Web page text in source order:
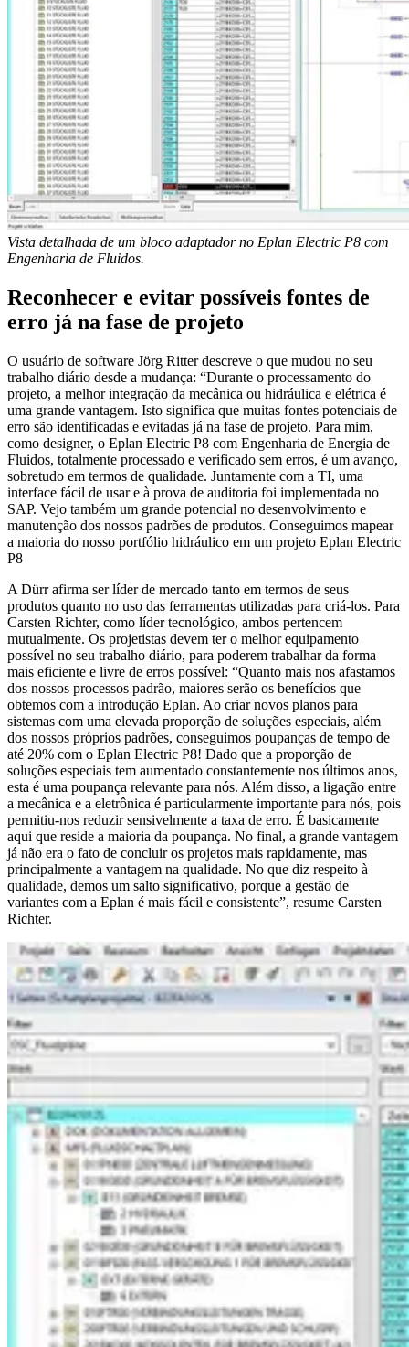
Vista detalhada de um bloco adaptador no Eplan Electric P8 com
Engenharia de Fluidos.
Reconhecer e evitar possíveis fontes de
erro já na fase de projeto
O usuário de software Jörg Ritter descreve o que mudou no seu
trabalho diário desde a mudança: “Durante o processamento do
projeto, a melhor integração da mecânica ou hidráulica e elétrica é
uma grande vantagem. Isto significa que muitas fontes potenciais de
erro são identificadas e evitadas já na fase de projeto. Para mim,
como designer, o Eplan Electric P8 com Engenharia de Energia de
Fluidos, totalmente processado e verificado sem erros, é um avanço,
sobretudo em termos de qualidade. Juntamente com a TI, uma
interface fácil de usar e à prova de auditoria foi implementada no
SAP. Vejo também um grande potencial no desenvolvimento e
manutenção dos nossos padrões de produtos. Conseguimos mapear
a maioria do nosso portfólio hidráulico em um projeto Eplan Electric
P8
A Dürr afirma ser líder de mercado tanto em termos de seus
produtos quanto no uso das ferramentas utilizadas para criá-los. Para
Carsten Richter, como líder tecnológico, ambos pertencem
mutualmente. Os projetistas devem ter o melhor equipamento
possível no seu trabalho diário, para poderem trabalhar da forma
mais eficiente e livre de erros possível: “Quanto mais nos afastamos
dos nossos processos padrão, maiores serão os benefícios que
obtemos com a introdução Eplan. Ao criar novos planos para
sistemas com uma elevada proporção de soluções especiais, além
dos nossos próprios padrões, conseguimos poupanças de tempo de
até 20% com o Eplan Electric P8! Dado que a proporção de
soluções especiais tem aumentado constantemente nos últimos anos,
esta é uma poupança relevante para nós. Além disso, a ligação entre
a mecânica e a eletrônica é particularmente importante para nós, pois
permitiu-nos reduzir sensivelmente a taxa de erro. É basicamente
aqui que reside a maioria da poupança. No final, a grande vantagem
já não era o fato de concluir os projetos mais rapidamente, mas
principalmente a vantagem na qualidade. No que diz respeito à
qualidade, demos um salto significativo, porque a gestão de
variantes com a Eplan é mais fácil e consistente”, resume Carsten
Richter.